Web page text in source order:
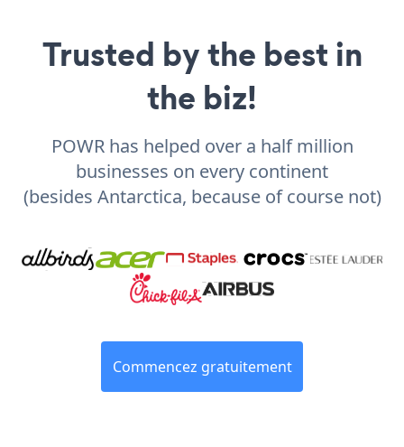
Trusted by the best in
the biz!
POWR has helped over a half million
businesses on every continent
(besides Antarctica, because of course not)
Commencez gratuitement